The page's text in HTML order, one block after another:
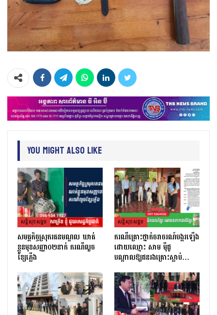
You Might Also Like
សន្តិសុខសង្គម
សមត្ថកិច្ចស្រុករតនមណ្ឌល ឃាត់
ខ្លួនមុខសញ្ញា០២នាក់ ករណីលួច
ខ្សែភ្លើង
សន្តិសុខសង្គម
ករណីគ្រោះថ្នាក់ចរាចរណ៍បង្ករឡើង
ដោយឈ្មោះ សាម ម៉ីជូ
បណ្ដាលឱ្យជនរងគ្រោះស្លាប់…